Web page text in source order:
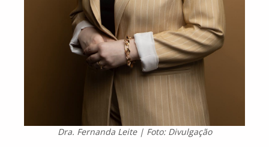
Dra. Fernanda Leite | Foto: Divulgação